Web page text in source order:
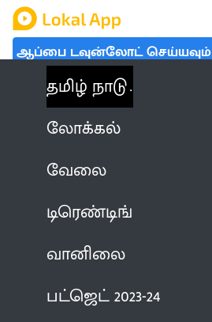
ஆப்பை டவுன்லோட் செய்யவும்
தமிழ் நாடு
லோக்கல்
வேலை
டிரெண்டிங்
வானிலை
பட்ஜெட் 2023-24